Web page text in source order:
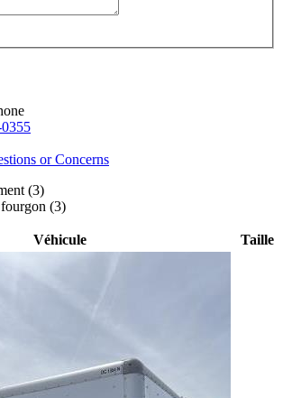
or Concerns
(3)
(3)
Véhicule Taille